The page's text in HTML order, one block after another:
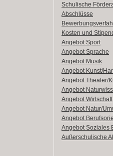
Schulische
Abschlüsse
Kosten und
Angebot Sport
Angebot Sprache
Angebot Musik
Angebot Kunst/
Angebot Theater/
Angebot
Angebot Wirtschaft
Angebot Natur/
Angebot
Angebot Soziales
Außerschulische